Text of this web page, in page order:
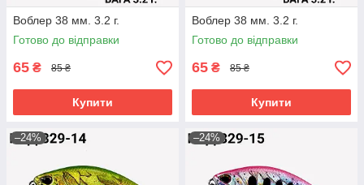
Воблер 38 мм. 3.2 г.
Готово до відправки
65 ₴ 85 ₴
Купити
Воблер 38 мм. 3.2 г.
Готово до відправки
65 ₴ 85 ₴
Купити
–24% –24%